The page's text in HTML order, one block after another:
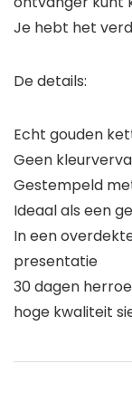
Je hebt het
De details:
Echt gouden
Geen
Gestempeld
Ideaal als een
In een
presentatie
30 dagen
hoge kwaliteit